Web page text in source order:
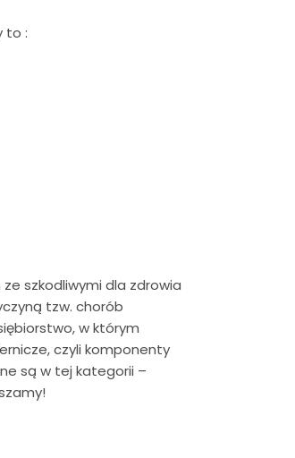
to :
szkodliwymi dla zdrowia
tzw. chorób
w którym
czyli komponenty
są w tej kategorii –